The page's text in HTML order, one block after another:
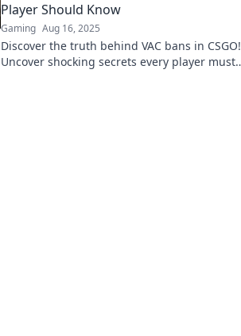
Player Should Know
Gaming Aug 16, 2025
Discover the truth behind VAC bans in CSGO!
Uncover shocking secrets every player must